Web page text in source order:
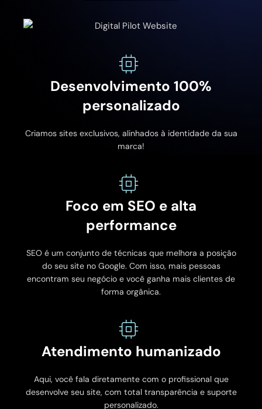
Desenvolvimento 100%
personalizado
Criamos sites exclusivos, alinhados à identidade da sua
marca!
Foco em SEO e alta
performance
SEO é um conjunto de técnicas que melhora a posição
do seu site no Google. Com isso, mais pessoas
encontram seu negócio e você ganha mais clientes de
forma orgânica.
Atendimento humanizado
Aqui, você fala diretamente com o profissional que
desenvolve seu site, com total transparência e suporte
personalizado.